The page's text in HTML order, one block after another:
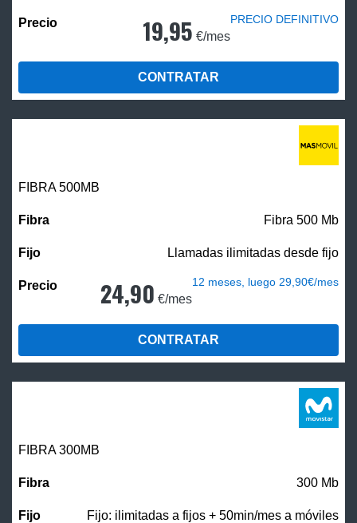
19,95 €/mes
PRECIO DEFINITIVO
CONTRATAR
FIBRA500MB
Fibra 500 Mb
Llamadas ilimitadas desde fijo
24,90 €/mes
12 meses, luego 29,90€/mes
CONTRATAR
FIBRA 300MB
300 Mb
Fijo: ilimitadas a fijos + 50min/mes a móviles